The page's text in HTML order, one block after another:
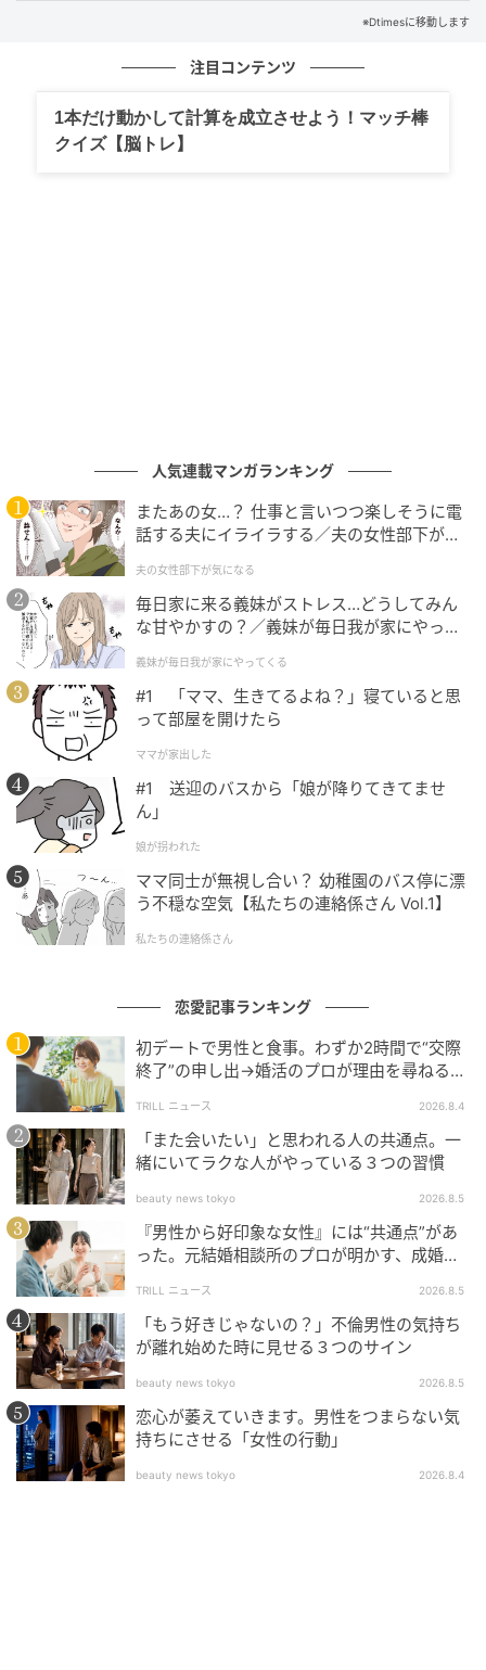
フラとして、業務効率化や顧客満足度向上に貢献する
ら、プレーヤー体験とゴルフ場運営を横断する統合的
な価値創出の可能性を見出し、今回の業務提携に至っ
での距離を正確に把握できます。
今後はショット位置やスコアデータの連携など、ラウ
ンドをより豊かにする機能が順次追加される予定で
す。
また、両社のノウハウを活かした次世代ゴルフ・ウェ
ルネス関連ハードウェアの開発や、ゴルフ場（B向け）
とコンシューマー（C向け）を横断する販売ルートの
相互活用も進められます。
距離計測器とカートナビシステムがシームレスに連携
することで、プレーファストの推進やゴルフ場運営の
高度化が図られ、日本のゴルフ市場における新たなス
タンダードの確立が目指されます。
距離計測器とカートナビの連携により、プレーヤーは
ピンまでの正確な距離をリアルタイムで把握できま
す。
ゴルフ場においては顧客の可視化によって業務効率化
と顧客満足度の向上が図られ、日本のゴルフ市場に新
たなスタンダードをもたらすサービスです。
ショット位置やスコアデータ連携など今後の展開によ
って、すべてのゴルファーの体験が一段と豊かになり
ます。
ショットナビ×マーシャルAi業務提携の紹介でした。
よくある質問
※Dtimesに移動します
注目コンテンツ
1本だけ動かして計算を成立させよう！マッチ棒
クイズ【脳トレ】
人気連載マンガランキング
またあの女…？ 仕事と言いつつ楽しそうに電
話する夫にイライラする／夫の女性部下が気
夫の女性部下が気になる
毎日家に来る義妹がストレス…どうしてみん
な甘やかすの？／義妹が毎日我が家にやって
が】
義妹が毎日我が家にやってくる
#1 「ママ、生きてるよね？」寝ていると思
って部屋を開けたら
ママが家出した
#1 送迎のバスから「娘が降りてきてませ
ん」
娘が拐われた
ママ同士が無視し合い？ 幼稚園のバス停に漂
う不穏な空気【私たちの連絡係さん Vol.1】
私たちの連絡係さん
恋愛記事ランキング
初デートで男性と食事。わずか2時間で“交際
終了”の申し出→婚活のプロが理由を尋ねる
TRILL ニュース 2026.8.4
「また会いたい」と思われる人の共通点。一
緒にいてラクな人がやっている３つの習慣
beauty news tokyo 2026.8.5
『男性から好印象な女性』には“共通点”があ
った。元結婚相談所のプロが明かす、成婚し
TRILL ニュース 2026.8.5
「もう好きじゃないの？」不倫男性の気持ち
が離れ始めた時に見せる３つのサイン
beauty news tokyo 2026.8.5
恋心が萎えていきます。男性をつまらない気
持ちにさせる「女性の行動」
beauty news tokyo 2026.8.4